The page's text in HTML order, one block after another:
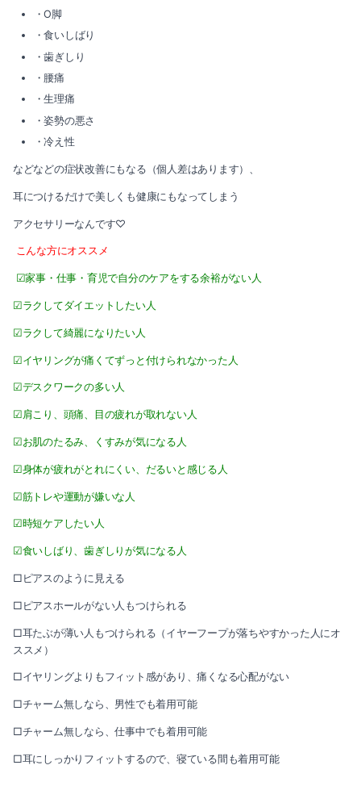
・O脚
・食いしばり
・歯ぎしり
・腰痛
・生理痛
・姿勢の悪さ
・冷え性
などなどの症状改善にもなる（個人差はあります）、
耳につけるだけで美しくも健康にもなってしまう
アクセサリーなんです♡
こんな方にオススメ
☑家事・仕事・育児で自分のケアをする余裕がない人
☑ラクしてダイエットしたい人
☑ラクして綺麗になりたい人
☑イヤリングが痛くてずっと付けられなかった人
☑デスクワークの多い人
☑肩こり、頭痛、目の疲れが取れない人
☑お肌のたるみ、くすみが気になる人
☑身体が疲れがとれにくい、だるいと感じる人
☑筋トレや運動が嫌いな人
☑時短ケアしたい人
☑食いしばり、歯ぎしりが気になる人
□ピアスのように見える
□ピアスホールがない人もつけられる
□耳たぶが薄い人もつけられる（イヤーフープが落ちやすかった人にオ
ススメ）
□イヤリングよりもフィット感があり、痛くなる心配がない
□チャーム無しなら、男性でも着用可能
□チャーム無しなら、仕事中でも着用可能
□耳にしっかりフィットするので、寝ている間も着用可能